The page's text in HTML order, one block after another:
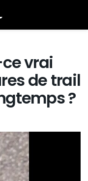
vrai
de trail
?